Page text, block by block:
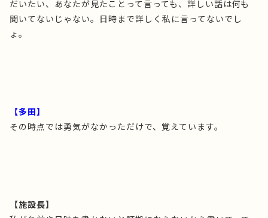
だいたい、あなたが見たことって言っても、詳しい話は何も
聞いてないじゃない。日時まで詳しく私に言ってないでし
ょ。
【多田】
その時点では勇気がなかっただけで、覚えています。
【施設長】